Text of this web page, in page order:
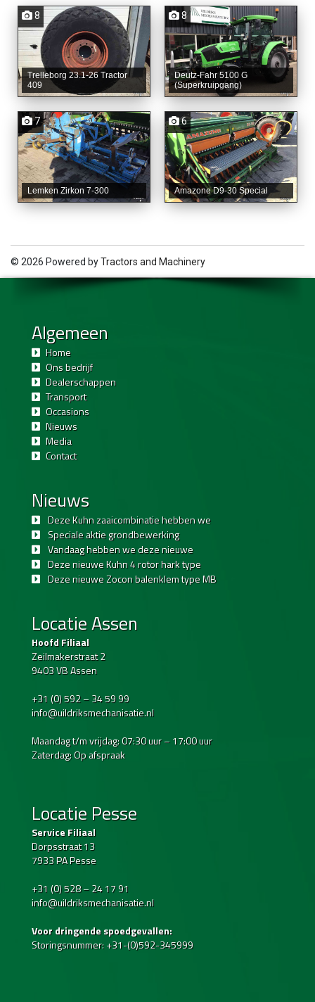
8
Trelleborg 23.1-26 Tractor
409
8
Deutz-Fahr 5100 G
(Superkruipgang)
7
Lemken Zirkon 7-300
6
Amazone D9-30 Special
© 2026 Powered byTractors and Machinery
Algemeen
Home
Ons bedrijf
Dealerschappen
Transport
Occasions
Nieuws
Media
Contact
Nieuws
Deze Kuhn zaaicombinatie hebben we
Speciale aktie grondbewerking
Vandaag hebben we deze nieuwe
Deze nieuwe Kuhn 4 rotor hark type
Deze nieuwe Zocon balenklem type MB
Locatie Assen
Hoofd Filiaal
Zeilmakerstraat 2
9403 VB Assen
+31 (0) 592 – 34 59 99
info@uildriksmechanisatie.nl
Maandag t/m vrijdag: 07:30 uur – 17:00 uur
Zaterdag: Op afspraak
Locatie Pesse
Service Filiaal
Dorpsstraat 13
7933 PA Pesse
+31 (0) 528 – 24 17 91
info@uildriksmechanisatie.nl
Voor dringende spoedgevallen:
Storingsnummer: +31-(0)592-345999